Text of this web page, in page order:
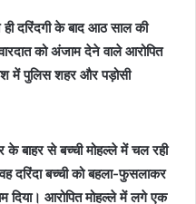
ही दरिंदगी के बाद आठ साल की
को अंजाम देने वाले आरोपित
में पुलिस शहर और पड़ोसी
के बाहर से बच्ची मोहल्ले में चल रही
दरिंदा बच्ची को बहला-फुसलाकर
दिया। आरोपित मोहल्ले में लगे एक